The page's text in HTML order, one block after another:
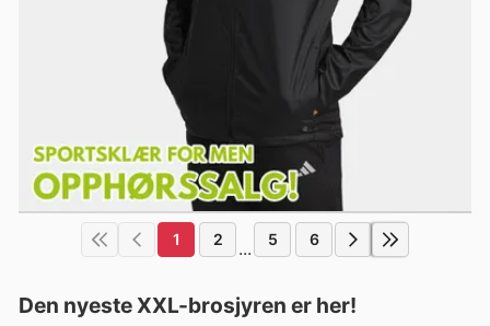
1 2 ... 5 6
Den nyeste XXL-brosjyren er her!